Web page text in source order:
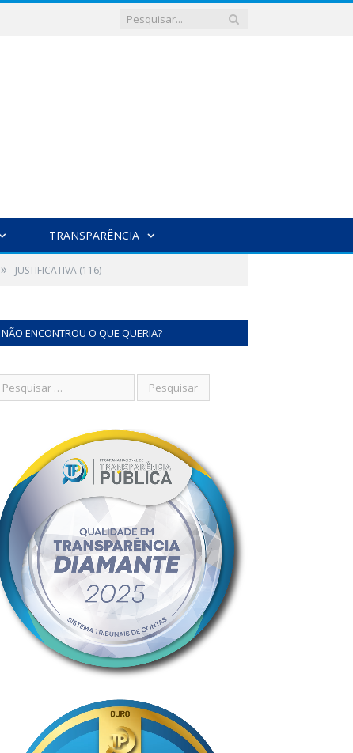
TRANSPARÊNCIA
» JUSTIFICATIVA (116)
NÃO ENCONTROU O QUE QUERIA?